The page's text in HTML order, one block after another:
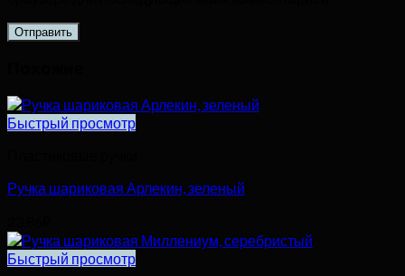
Быстрый просмотр
Ручка шариковая Арлекин, зеленый
Быстрый просмотр